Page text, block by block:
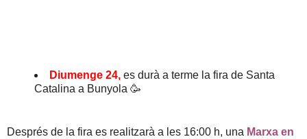
Diumenge 24, es durà a terme la fira de Santa
Catalina a Bunyola 🥳
Després de la fira es realitzarà a les 16:00 h, una Marxa en